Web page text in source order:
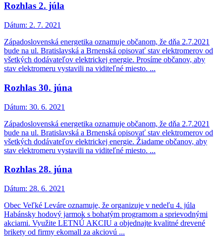
Rozhlas 2. júla
Dátum: 2. 7. 2021
Západoslovenská energetika oznamuje občanom, že dňa 2.7.2021
bude na ul. Bratislavská a Brnenská opisovať stav elektromerov od
všetkých dodávateľov elektrickej energie. Prosíme občanov, aby
stav elektromeru vystavili na viditeľné miesto. ...
Rozhlas 30. júna
Dátum: 30. 6. 2021
Západoslovenská energetika oznamuje občanom, že dňa 2.7.2021
bude na ul. Bratislavská a Brnenská opisovať stav elektromerov od
všetkých dodávateľov elektrickej energie. Žiadame občanov, aby
stav elektromeru vystavili na viditeľné miesto. ...
Rozhlas 28. júna
Dátum: 28. 6. 2021
Obec Veľké Leváre oznamuje, že organizuje v nedeľu 4. júla
Habánsky hodový jarmok s bohatým programom a sprievodnými
akciami. Využite LETNÚ AKCIU a objednajte kvalitné drevené
brikety od firmy ekomall za akciovú ...